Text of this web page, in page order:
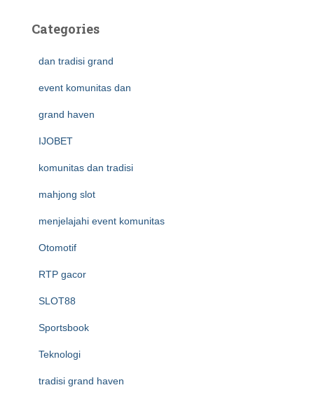
Categories
dan tradisi grand
event komunitas dan
grand haven
IJOBET
komunitas dan tradisi
mahjong slot
menjelajahi event komunitas
Otomotif
RTP gacor
SLOT88
Sportsbook
Teknologi
tradisi grand haven